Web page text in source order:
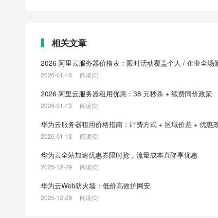
相关文章
2026 阿里云服务器价格表：限时活动覆盖个人 / 企业全场
2026-01-13 阅读(0)
2026 阿里云服务器租用优惠：38 元秒杀 + 续费同价政策
2026-01-13 阅读(0)
华为云服务器租用价格指南：计费方式 + 区域价差 + 优惠
2026-01-13 阅读(0)
华为云全站加速优惠券限时抢，流量成本直降享优惠
2025-12-29 阅读(0)
华为云Web防火墙：低价高效护网安
2025-12-29 阅读(0)